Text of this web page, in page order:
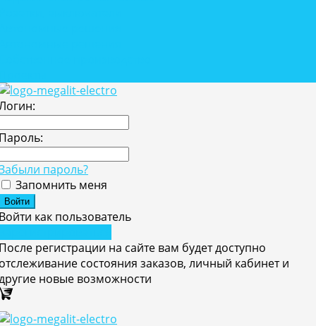
пароль?
Запомнить меня
как пользователь
регистрации на сайте вам будет доступно
состояния заказов, личный кабинет и
новые возможности